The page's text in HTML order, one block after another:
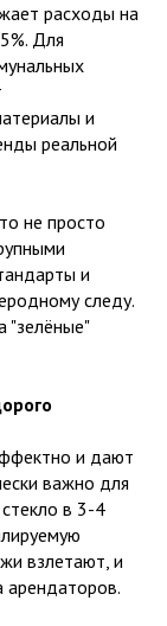
расходы на
Для
и
реальной
не просто
и
следу.
"зелёные"
и дают
важно для
в 3-4
взлетают, и
арендаторов.